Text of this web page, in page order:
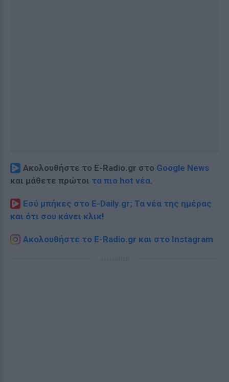
Ακολουθήστε το E-Radio.gr στο Google News
και μάθετε πρώτοι τα πιο hot νέα.
Εσύ μπήκες στο E-Daily.gr; Τα νέα της ημέρας
και ότι σου κάνει κλικ!
Ακολουθήστε το E-Radio.gr και στο Instagram